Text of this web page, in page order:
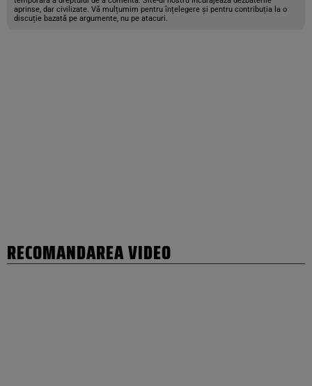
aprinse, dar civilizate. Vă mulțumim pentru înțelegere și pentru contribuția la o
discuție bazată pe argumente, nu pe atacuri.
RECOMANDAREA VIDEO